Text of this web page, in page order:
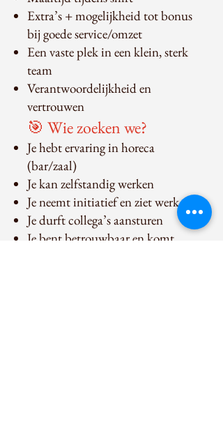
Extra’s + mogelijkheid tot bonus
bij goede service/omzet
Een vaste plek in een klein, sterk
team
Verantwoordelijkheid en
vertrouwen
🎯 Wie zoeken we?
Je hebt ervaring in horeca
(bar/zaal)
Je kan zelfstandig werken
Je neemt initiatief en ziet werk
Je durft collega’s aansturen
Je bent betrouwbaar en komt